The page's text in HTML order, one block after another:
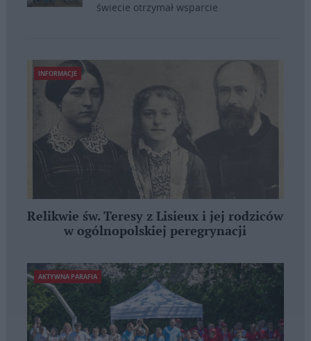
świecie otrzymał wsparcie
INFORMACJE
Relikwie św. Teresy z Lisieux i jej rodziców
w ogólnopolskiej peregrynacji
AKTYWNA PARAFIA